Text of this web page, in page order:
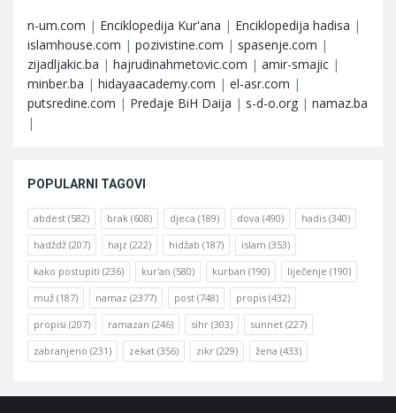
n-um.com | Enciklopedija Kur'ana | Enciklopedija hadisa |
islamhouse.com | pozivistine.com | spasenje.com |
zijadljakic.ba | hajrudinahmetovic.com | amir-smajic |
minber.ba | hidayaacademy.com | el-asr.com |
putsredine.com | Predaje BiH Daija | s-d-o.org | namaz.ba
|
POPULARNI TAGOVI
abdest (582) brak (608) djeca (189) dova (490) hadis (340)
hadždž (207) hajz (222) hidžab (187) islam (353)
kako postupiti (236) kur'an (580) kurban (190) liječenje (190)
muž (187) namaz (2377) post (748) propis (432)
propisi (207) ramazan (246) sihr (303) sunnet (227)
zabranjeno (231) zekat (356) zikr (229) žena (433)